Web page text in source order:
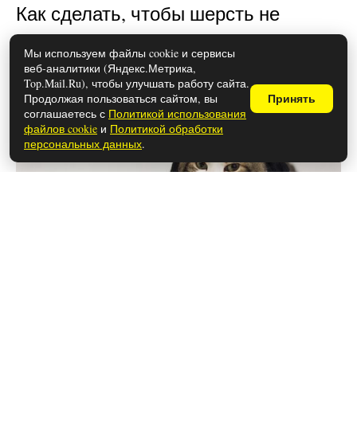
Как сделать, чтобы шерсть не
прилипала к одежде: простые
лайфхаки
Мы используем файлы cookie и сервисы
веб-аналитики (Яндекс.Метрика,
Top.Mail.Ru), чтобы улучшать работу сайта.
Продолжая пользоваться сайтом, вы
соглашаетесь с Политикой использования
файлов cookie и Политикой обработки
персональных данных.
Принять